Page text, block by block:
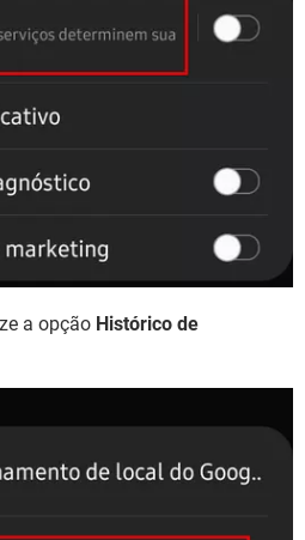
a opção Histórico de